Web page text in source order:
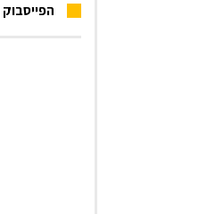
הפייסבוק